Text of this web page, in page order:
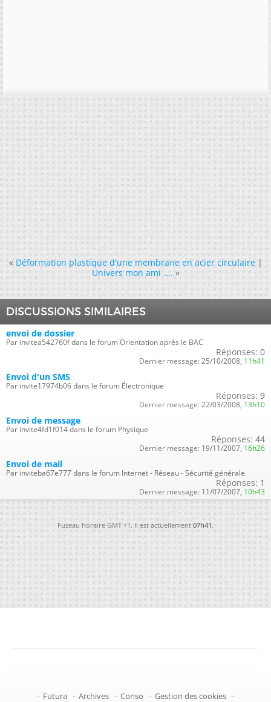
« Déformation plastique d'une membrane en acier circulaire|
Univers mon ami .... »
DISCUSSIONS SIMILAIRES
envoi de dossier
Par invitea542760f dans le forum Orientation après le BAC
Réponses: 0
Dernier message: 25/10/2008, 11h41
Envoi d'un SMS
Par invite17974b06 dans le forum Électronique
Réponses: 9
Dernier message: 22/03/2008, 13h10
Envoi de message
Par invite4fd1f014 dans le forum Physique
Réponses: 44
Dernier message: 19/11/2007, 16h26
Envoi de mail
Par inviteba67e777 dans le forum Internet - Réseau - Sécurité générale
Réponses: 1
Dernier message: 11/07/2007, 10h43
Fuseau horaire GMT +1. Il est actuellement07h41.
- Futura - Archives - Conso - Gestion des cookies -